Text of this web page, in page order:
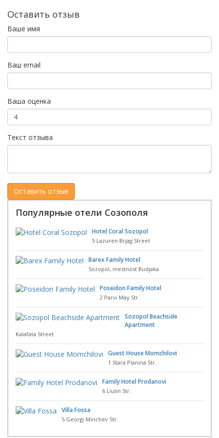
Оставить отзыв
Ваше имя
Ваш email
Ваша оценка
Текст отзыва
Популярные отели Созополя
Hotel Coral Sozopol
5 Lazuren Brjag Street
Barex Family Hotel
Sozopol, mestnost Budjaka
Poseidon Family Hotel
2 Parvi May Str.
Sozopol Beachside
Apartment
Kalafata Street
Guest House Momchilovi
1 Stara Planina Str.
Family Hotel Prodanovi
6 Liulin Str.
Villa Fossa
5 Georgi Minchev Str.